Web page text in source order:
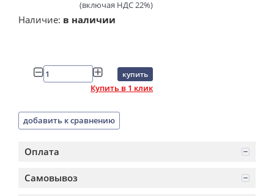
(включая НДС 22%)
Наличие: в наличии
купить
Купить в 1 клик
добавить к сравнению
Оплата
Самовывоз